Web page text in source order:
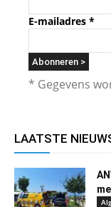
E-mailadres *
* Gegevens
LAATSTE